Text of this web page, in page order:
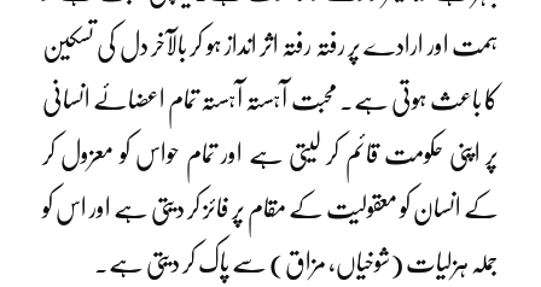
ہمت اور ارادے پر رفتہ رفتہ اثر انداز ہو کر بالآخر دل کی تسکین
کا باعث ہوتی ہے۔ محبت آہستہ آہستہ تمام اعضائے انسانی
پر اپنی حکومت قائم کر لیتی ہے اور تمام حواس کو معزول کر
کے انسان کو معقولیت کے مقام پر فائز کر دیتی ہے اور اس کو
جملہ ہزلیات (شوخیاں، مزاق) سے پاک کر دیتی ہے۔